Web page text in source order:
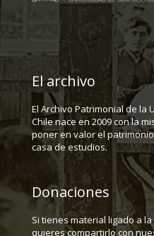
El archivo
El Archivo Patrimonial de la
Chile nace en 2009 con la
poner en valor el
casa de estudios.
Donaciones
Si tienes material ligado a
quieres compartirlo con